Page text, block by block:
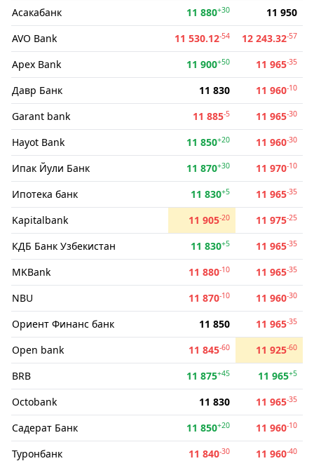
Асакабанк 11 880+30
11 950
AVO Bank
11 530.12-54 12 243.32-57
Apex Bank 11 900+50 11 965-35
Давр Банк 11 830 11 960-10
Garant bank 11 885-5 11 965-30
Hayot Bank 11 850+20 11 960-30
Ипак Йули Банк 11 870+30 11 970-10
Ипотека банк 11 830+5 11 965-35
Kapitalbank 11 905-20 11 975-25
КДБ Банк Узбекистан 11 830+5 11 965-35
MKBank 11 880-10 11 965-35
NBU 11 870-10 11 960-30
Ориент Финанс банк 11 850 11 965-35
Open bank 11 845-60 11 925-60
BRB 11 875+45 11 965+5
Octobank 11 830 11 965-35
Садерат Банк 11 850+20 11 960-10
Туронбанк 11 840-30 11 960-40